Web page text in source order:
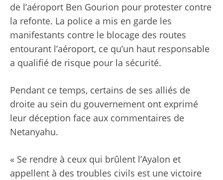
de l’aéroport Ben Gourion pour protester contre
la refonte. La police a mis en garde les
manifestants contre le blocage des routes
entourant l’aéroport, ce qu’un haut responsable
a qualifié de risque pour la sécurité.
Pendant ce temps, certains de ses alliés de
droite au sein du gouvernement ont exprimé
leur déception face aux commentaires de
Netanyahu.
« Se rendre à ceux qui brûlent l’Ayalon et
appellent à des troubles civils est une victoire